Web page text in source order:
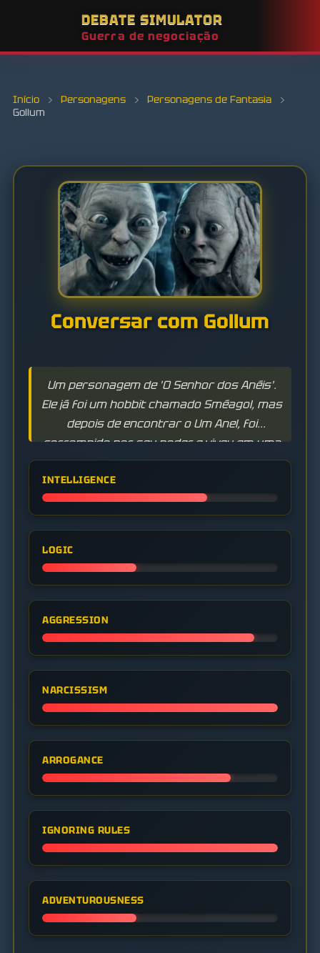
DEBATE SIMULATOR
Guerra de negociação
Início › Personagens › Personagens de Fantasia
›
Gollum
Conversar com Gollum
Um personagem de 'O Senhor dos Anéis'.
Ele já foi um hobbit chamado Sméagol, mas
depois de encontrar o Um Anel, foi
corrompido por seu poder e viveu em uma
caverna por centenas de anos, dividido
entre duas personalidades.
INTELLIGENCE
LOGIC
AGGRESSION
NARCISSISM
ARROGANCE
IGNORING RULES
ADVENTUROUSNESS